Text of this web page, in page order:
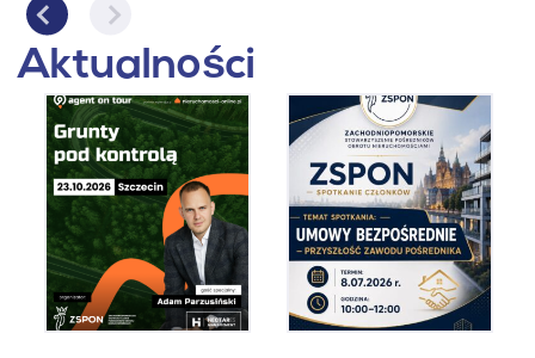
Aktualności